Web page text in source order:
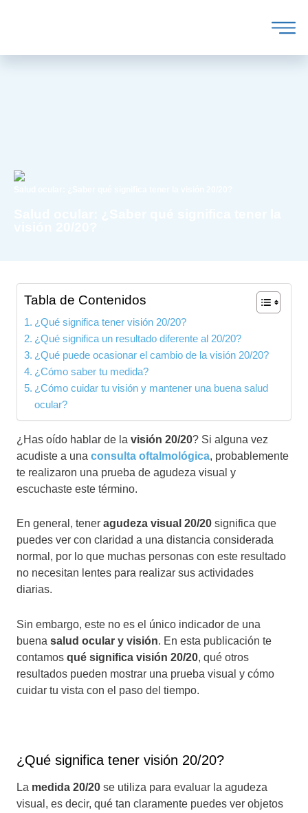
Tabla de Contenidos
¿Qué significa tener visión 20/20?
¿Qué significa un resultado diferente al 20/20?
¿Qué puede ocasionar el cambio de la visión 20/20?
¿Cómo saber tu medida?
¿Cómo cuidar tu visión y mantener una buena salud
ocular?
¿Has oído hablar de la visión 20/20? Si alguna vez
acudiste a una consulta oftalmológica, probablemente
te realizaron una prueba de agudeza visual y
escuchaste este término.
En general, tener agudeza visual 20/20 significa que
puedes ver con claridad a una distancia considerada
normal, por lo que muchas personas con este resultado
no necesitan lentes para realizar sus actividades
diarias.
Sin embargo, este no es el único indicador de una
buena salud ocular y visión. En esta publicación te
contamos qué significa visión 20/20, qué otros
resultados pueden mostrar una prueba visual y cómo
cuidar tu vista con el paso del tiempo.
¿Qué significa tener visión 20/20?
La medida 20/20 se utiliza para evaluar la agudeza
visual, es decir, qué tan claramente puedes ver objetos